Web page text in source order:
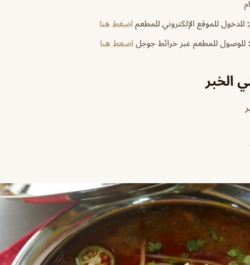
: للدخول للموقع الإلكتروني للمطعم اضغط هنا
: للوصول للمطعم عبر خرائط جوجل اضغط هنا
الخبر